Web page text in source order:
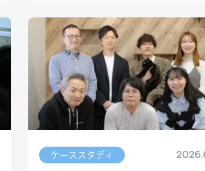
ケーススタディ